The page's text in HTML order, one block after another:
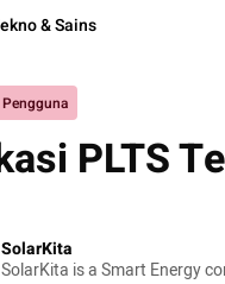
& Sains
PLTS
SolarKita
SolarKita is a Smart Energy